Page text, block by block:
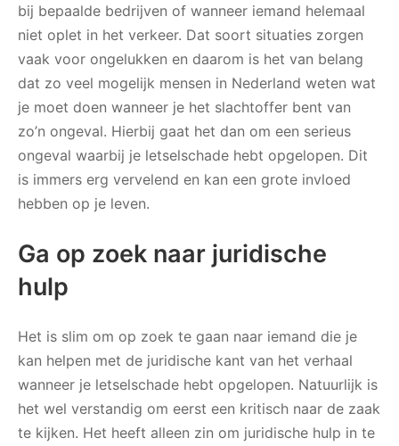
bij bepaalde bedrijven of wanneer iemand helemaal
niet oplet in het verkeer. Dat soort situaties zorgen
vaak voor ongelukken en daarom is het van belang
dat zo veel mogelijk mensen in Nederland weten wat
je moet doen wanneer je het slachtoffer bent van
zo’n ongeval. Hierbij gaat het dan om een serieus
ongeval waarbij je letselschade hebt opgelopen. Dit
is immers erg vervelend en kan een grote invloed
hebben op je leven.
Ga op zoek naar juridische
hulp
Het is slim om op zoek te gaan naar iemand die je
kan helpen met de juridische kant van het verhaal
wanneer je letselschade hebt opgelopen. Natuurlijk is
het wel verstandig om eerst een kritisch naar de zaak
te kijken. Het heeft alleen zin om juridische hulp in te